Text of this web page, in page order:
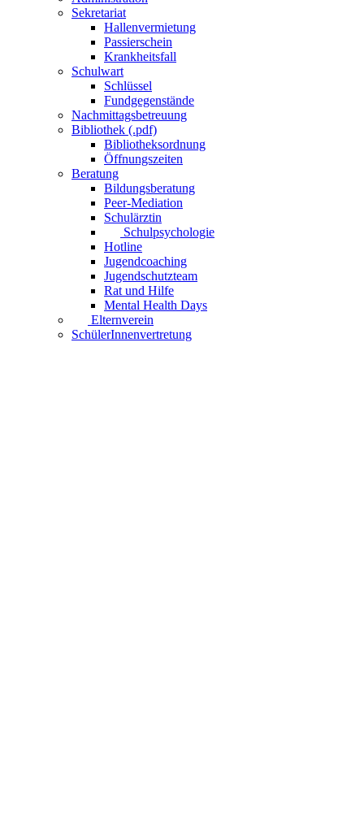
Sekretariat
Hallenvermietung
Passierschein
Krankheitsfall
Schulwart
Schlüssel
Fundgegenstände
Nachmittagsbetreuung
Bibliothek (.pdf)
Bibliotheksordnung
Öffnungszeiten
Beratung
Bildungsberatung
Peer-Mediation
Schulärztin
Schulpsychologie
Hotline
Jugendcoaching
Jugendschutzteam
Rat und Hilfe
Mental Health Days
Elternverein
SchülerInnenvertretung